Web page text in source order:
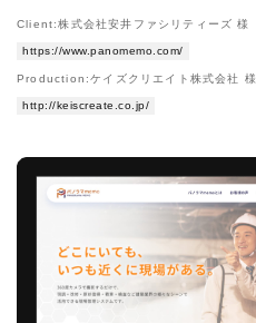
Client:株式会社安井ファシリティーズ 様
https://www.panomemo.com/
Production:ケイズクリエイト株式会社 様
http://keiscreate.co.jp/